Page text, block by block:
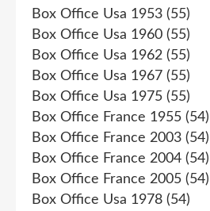
Box Office Usa 1953 (55)
Box Office Usa 1960 (55)
Box Office Usa 1962 (55)
Box Office Usa 1967 (55)
Box Office Usa 1975 (55)
Box Office France 1955 (54)
Box Office France 2003 (54)
Box Office France 2004 (54)
Box Office France 2005 (54)
Box Office Usa 1978 (54)